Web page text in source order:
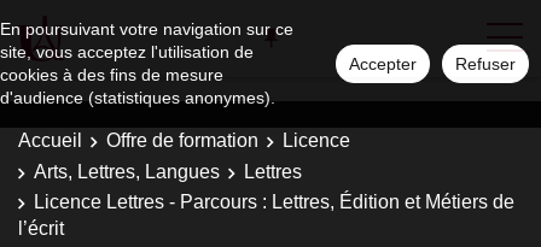
En poursuivant votre navigation sur ce
site, vous acceptez l'utilisation de
cookies à des fins de mesure
d'audience (statistiques anonymes).
Accepter Refuser
Accueil Offre de formation
Licence
Arts, Lettres, Langues
Lettres
Licence Lettres - Parcours : Lettres, Édition et Métiers de
l’écrit